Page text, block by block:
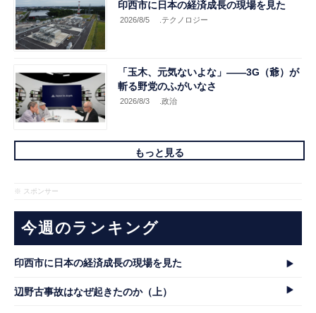
印西市に日本の経済成長の現場を見た
2026/8/5 .テクノロジー
「玉木、元気ないよな」――3G（爺）が
斬る野党のふがいなさ
2026/8/3 .政治
もっと見る
※ スポンサー
今週のランキング
印西市に日本の経済成長の現場を見た
辺野古事故はなぜ起きたのか（上）